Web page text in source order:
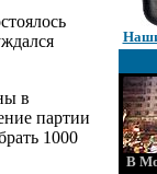
в
партии
1000
В